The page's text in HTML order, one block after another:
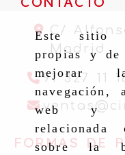
Este sitio
propias y de
mejorar
web y
relacionada
sobre la
C/
Madrid
91 327 11
ventas
FORMAS DE